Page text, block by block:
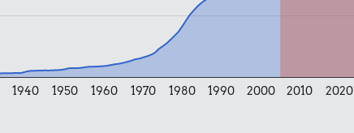
1940 1950 1960 1970 1980 1990 2000 2010 2020